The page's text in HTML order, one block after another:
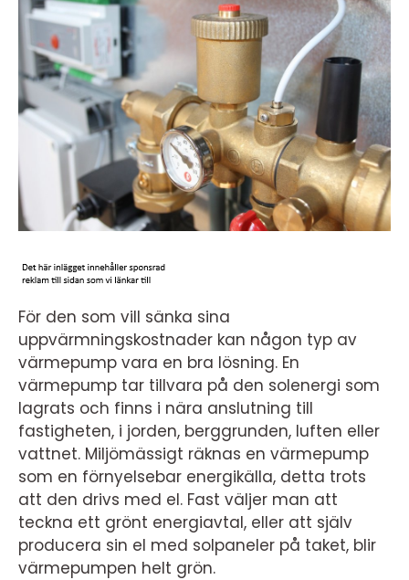
För den som vill sänka sina
uppvärmningskostnader kan någon typ av
värmepump vara en bra lösning. En
värmepump tar tillvara på den solenergi som
lagrats och finns i nära anslutning till
fastigheten, i jorden, berggrunden, luften eller
vattnet. Miljömässigt räknas en värmepump
som en förnyelsebar energikälla, detta trots
att den drivs med el. Fast väljer man att
teckna ett grönt energiavtal, eller att själv
producera sin el med solpaneler på taket, blir
värmepumpen helt grön.